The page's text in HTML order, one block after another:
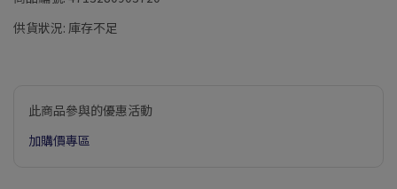
供貨狀況: 庫存不足
此商品參與的優惠活動
加購價專區